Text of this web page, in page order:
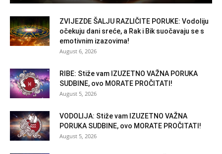
ZVIJEZDE ŠALJU RAZLIČITE PORUKE: Vodoliju
očekuju dani sreće, a Rak i Bik suočavaju se s
emotivnim izazovima!
August 6, 2026
RIBE: Stiže vam IZUZETNO VAŽNA PORUKA
SUDBINE, ovo MORATE PROČITATI!
August 5, 2026
VODOLIJA: Stiže vam IZUZETNO VAŽNA
PORUKA SUDBINE, ovo MORATE PROČITATI!
August 5, 2026